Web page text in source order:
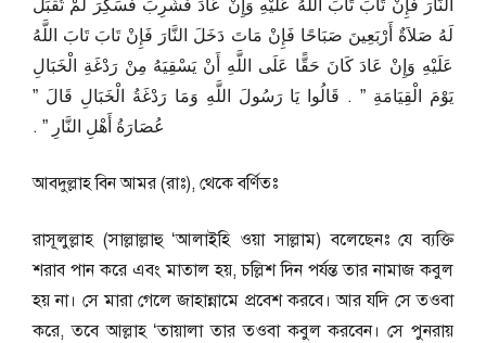
النَّارَ فَإِنْ تَابَ تَابَ اللَّهُ عَلَيْهِ وَإِنْ عَادَ فَشَرِبَ فَسَكِرَ لَمْ تُقْبَلْ
لَهُ صَلاَةٌ أَرْبَعِينَ صَبَاحًا فَإِنْ مَاتَ دَخَلَ النَّارَ فَإِنْ تَابَ تَابَ اللَّهُ
عَلَيْهِ وَإِنْ عَادَ كَانَ حَقًّا عَلَى اللَّهِ أَنْ يَسْقِيَهُ مِنْ رَدْغَةِ الْخَبَالِ
يَوْمَ الْقِيَامَةِ ‏”‏ ‏.‏ قَالُوا يَا رَسُولَ اللَّهِ وَمَا رَدْغَةُ الْخَبَالِ قَالَ ‏”‏
عُصَارَةُ أَهْلِ النَّارِ ‏”‏ ‏.‏
আবদুল্লাহ বিন আমর (রাঃ), থেকে বর্ণিতঃ
রাসূলুল্লাহ (সাল্লাল্লাহু ‘আলাইহি ওয়া সাল্লাম) বলেছেনঃ যে ব্যক্তি
শরাব পান করে এবং মাতাল হয়, চল্লিশ দিন পর্যন্ত তার নামাজ কবুল
হয় না। সে মারা গেলে জাহান্নামে প্রবেশ করবে। আর যদি সে তওবা
করে, তবে আল্লাহ ‘তায়ালা তার তওবা কবুল করবেন। সে পুনরায়